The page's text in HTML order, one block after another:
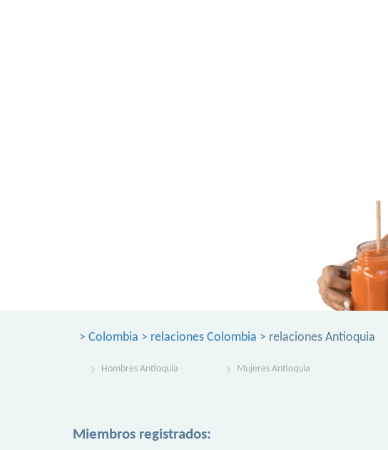
> Colombia > relaciones Colombia > relaciones Antioquia
Hombres Antioquia Mujeres Antioquia
Miembros registrados: